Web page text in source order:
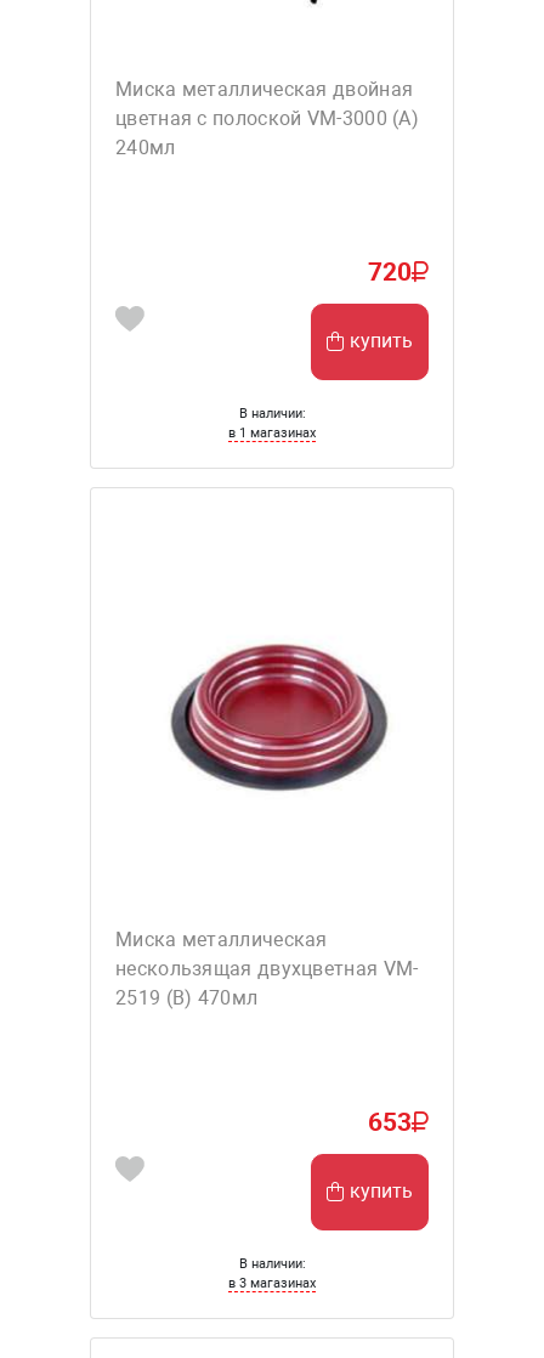
Миска металлическая двойная
цветная с полоской VM-3000 (A)
240мл
720
купить
В наличии:
в 1 магазинах
Миска металлическая
нескользящая двухцветная VM-
2519 (В) 470мл
653
купить
В наличии:
в 3 магазинах